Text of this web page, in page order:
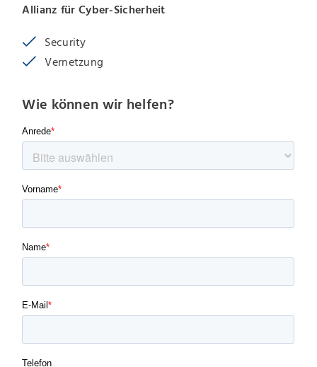
Allianz für Cyber-Sicherheit
Security
Vernetzung
Wie können wir helfen?